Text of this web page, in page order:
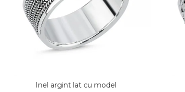
Inel argint lat cu model